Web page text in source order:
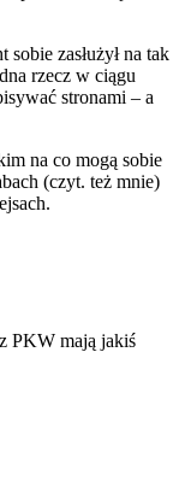
zasłużył na tak
rzecz w ciągu
stronami – a
na co mogą sobie
(czyt. też mnie)
PKW mają jakiś